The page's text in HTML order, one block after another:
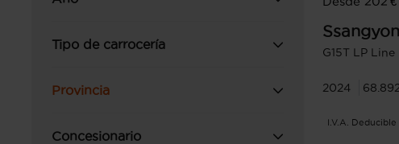
Tipo de carrocería
Provincia
Concesionario
G15T LP Line
2024
I.V.A. Deducible